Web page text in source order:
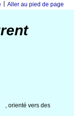
Aller au pied de page
, orienté vers des